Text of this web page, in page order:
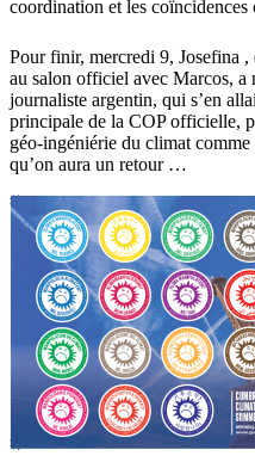
coordination et les coïncidences
Pour finir, mercredi 9, Josefina
au salon officiel avec Marcos, a
journaliste argentin, qui s’en
principale de la COP officielle,
géo-ingéniérie du climat
qu’on aura un retour …